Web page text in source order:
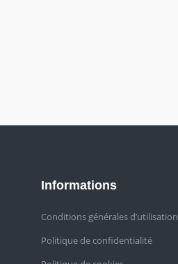
Informations
Conditions générales d’utilisation
Politique de confidentialité